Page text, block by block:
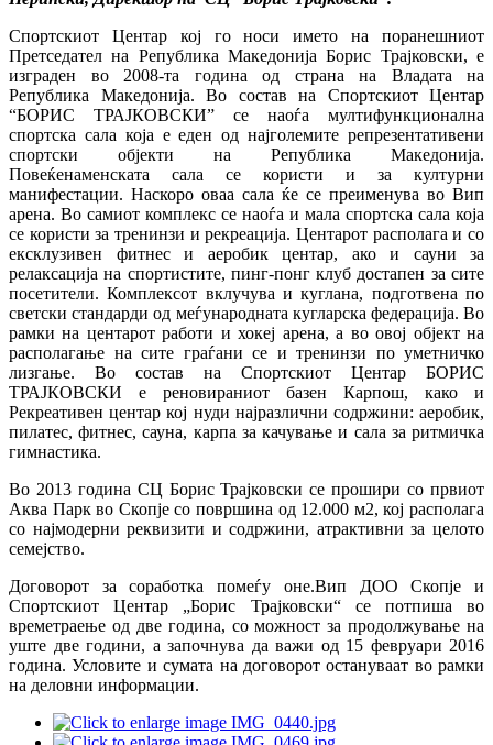
Спортскиот Центар кој го носи името на поранешниот
Претседател на Република Македонија Борис Трајковски, е
изграден во 2008-та година од страна на Владата на
Република Македонија. Во состав на Спортскиот Центар
“БОРИС ТРАЈКОВСКИ” се наоѓа мултифункционална
спортска сала која е еден од најголемите репрезентативени
спортски објекти на Република Македонија.
Повеќенаменската сала се користи и за културни
манифестации. Наскоро оваа сала ќе се преименува во Вип
арена. Во самиот комплекс се наоѓа и мала спортска сала која
се користи за тренинзи и рекреација. Центарот располага и со
ексклузивен фитнес и аеробик центар, ако и сауни за
релаксација на спортистите, пинг-понг клуб достапен за сите
посетители. Комплексот вклучува и куглана, подготвена по
светски стандарди од меѓународната кугларска федерација. Во
рамки на центарот работи и хокеј арена, а во овој објект на
располагање на сите граѓани се и тренинзи по уметничко
лизгање. Во состав на Спортскиот Центар БОРИС
ТРАЈКОВСКИ е реновираниот базен Карпош, како и
Рекреативен центар кој нуди најразлични содржини: аеробик,
пилатес, фитнес, сауна, карпа за качување и сала за ритмичка
гимнастика.
Во 2013 година СЦ Борис Трајковски се прошири со првиот
Аква Парк во Скопје со површина од 12.000 м2, кој располага
со најмодерни реквизити и содржини, атрактивни за целото
семејство.
Договорот за соработка помеѓу оне.Вип ДОО Скопје и
Спортскиот Центар „Борис Трајковски“ се потпиша во
времетраење од две година, со можност за продолжување на
уште две години, а започнува да важи од 15 февруари 2016
година. Условите и сумата на договорот остануваат во рамки
на деловни информации.